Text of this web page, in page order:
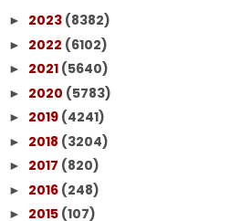
► 2023 (8382)
► 2022 (6102)
► 2021 (5640)
► 2020 (5783)
► 2019 (4241)
► 2018 (3204)
► 2017 (820)
► 2016 (248)
► 2015 (107)